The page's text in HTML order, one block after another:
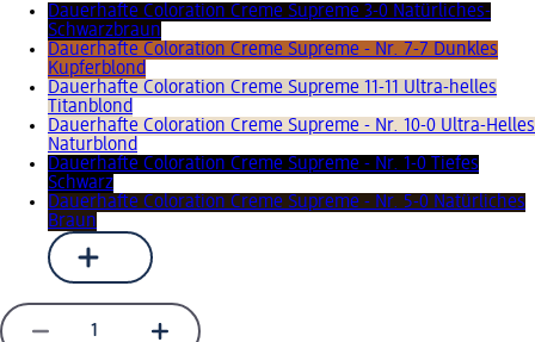
Dauerhafte Coloration Creme Supreme 3-0 Natürliches-
Schwarzbraun
Dauerhafte Coloration Creme Supreme - Nr. 7-7 Dunkles
Kupferblond
Dauerhafte Coloration Creme Supreme 11-11 Ultra-helles
Titanblond
Dauerhafte Coloration Creme Supreme - Nr. 10-0 Ultra-Helles
Naturblond
Dauerhafte Coloration Creme Supreme - Nr. 1-0 Tiefes
Schwarz
Dauerhafte Coloration Creme Supreme - Nr. 5-0 Natürliches
Braun